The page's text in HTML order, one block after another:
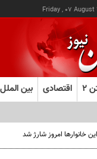
Friday , 07 August
۲ اقتصادی بین الملل
خانوارها امروز شارژ شد